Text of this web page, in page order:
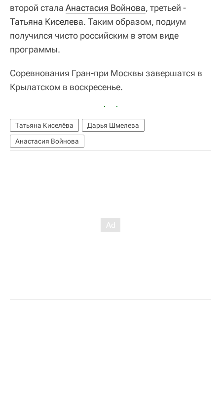
второй стала Анастасия Войнова, третьей -
Татьяна Киселева. Таким образом, подиум
получился чисто российским в этом виде
программы.
Соревнования Гран-при Москвы завершатся в
Крылатском в воскресенье.
Татьяна Киселёва
Дарья Шмелева
Анастасия Войнова